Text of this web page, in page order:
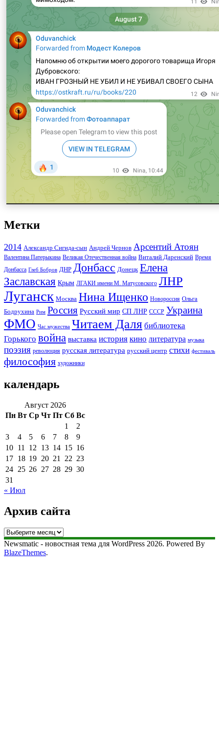
Метки
2014 Александр Сигида-сын Андрей Чернов Арсентий Атоян
Валентина Патерыкина Великая Отечественная война Виталий Даренский Время
Донбасса Глеб Бобров ДНР Донбасс Донецк Елена
Заславская Крым ЛГАКИ имени М. Матусовского ЛНР
Луганск Москва Нина Ищенко Новороссия Ольга
Бодрухина Рим Россия Русский мир СП ЛНР СССР Украина
ФМО Час мужества Читаем Даля библиотека
Горького война выставка история кино литература музыка
поэзия революция русская литература русский центр стихи фестиваль
философия художники
календарь
Август 2026
Пн Вт Ср Чт Пт Сб Вс
1
2
3
4 5 6 7 8
9
10 11 12 13 14 15 16
17 18 19 20 21 22 23
24 25 26 27 28 29 30
31
« Июл
Архив сайта
Архив
сайта
Newsmatic - новостная тема для WordPress 2026. Powered By
BlazeThemes.